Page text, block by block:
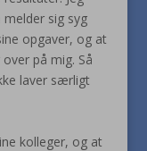
sig syg
opgaver, og at
på mig. Så
laver særligt
kolleger, og at